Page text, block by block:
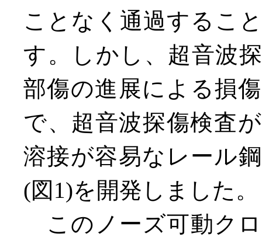
ことなく通過するこ
す。しかし、超音波
部傷の進展による損
で、超音波探傷検査
溶接が容易なレール
(図1)を開発しました。
このノーズ可動ク